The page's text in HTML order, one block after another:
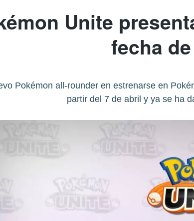
Unite
fecha
Pokémon all-rounder en estrenarse en
partir del 7 de abril y ya se ha